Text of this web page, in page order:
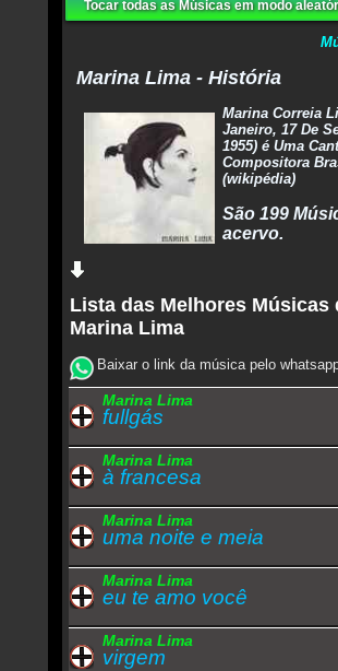
Tocar todas as Músicas em modo
Marina Lima - História
Marina Correia
Janeiro, 17 De
1955) é Uma
Compositora
(wikipédia)
São 199
acervo.
Lista das Melhores Músicas
Marina Lima
Baixar o link da música pelo
Marina Lima
fullgás
Marina Lima
à francesa
Marina Lima
uma noite e meia
Marina Lima
eu te amo você
Marina Lima
virgem